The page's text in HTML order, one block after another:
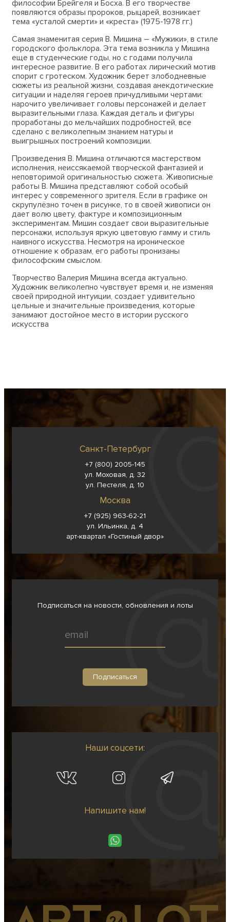
философии Брейгеля и Босха. В его творчестве
появляются образы пророков, рыцарей, возникает
тема «усталой смерти» и «креста» (1975-1978 гг.)
Самая знаменитая серия В. Мишина – «Мужики», в стиле
городского фольклора. Эта тема возникла у Мишина
еще в студенческие годы, но с годами получила
интересное развитие. В его работах лирический мотив
спорит с гротеском. Художник берет злободневные
сюжеты из реальной жизни, создавая анекдотические
ситуации и наделяя героев причудливыми чертами:
нарочито увеличивает головы персонажей и делает
выразительными глаза. Каждая деталь и фигуры
проработаны до мельчайших подробностей, все
сделано с великолепным знанием натуры и
выигрышных построений композиции.
Произведения В. Мишина отличаются мастерством
исполнения, неиссякаемой творческой фантазией и
неповторимой оригинальностью сюжета. Живописные
работы В. Мишина представляют собой особый
интерес у современного зрителя. Если в графике он
скрупулёзно точен в рисунке, то в своей живописи он
дает волю цвету, фактуре и композиционным
экспериментам. Мишин создает свои выразительные
персонажи, используя яркую цветовую гамму и стиль
наивного искусства. Несмотря на ироническое
отношение к образам, его работы пронизаны
философским смыслом.
Творчество Валерия Мишина всегда актуально.
Художник великолепно чувствует время и, не изменяя
своей природной интуиции, создает удивительно
цельные и значительные произведения, которые
занимают достойное место в истории русского
искусства
Санкт-Петербург
+7 (800) 2005-145
ул. Моховая, д. 32
ул. Пестеля, д. 10
Москва
+7 (925) 963-62-21
ул. Ильинка, д. 4
арт-квартал «Гостиный двор»
Подписаться на новости, обновления и лоты
Наши соцсети:
Напишите нам!